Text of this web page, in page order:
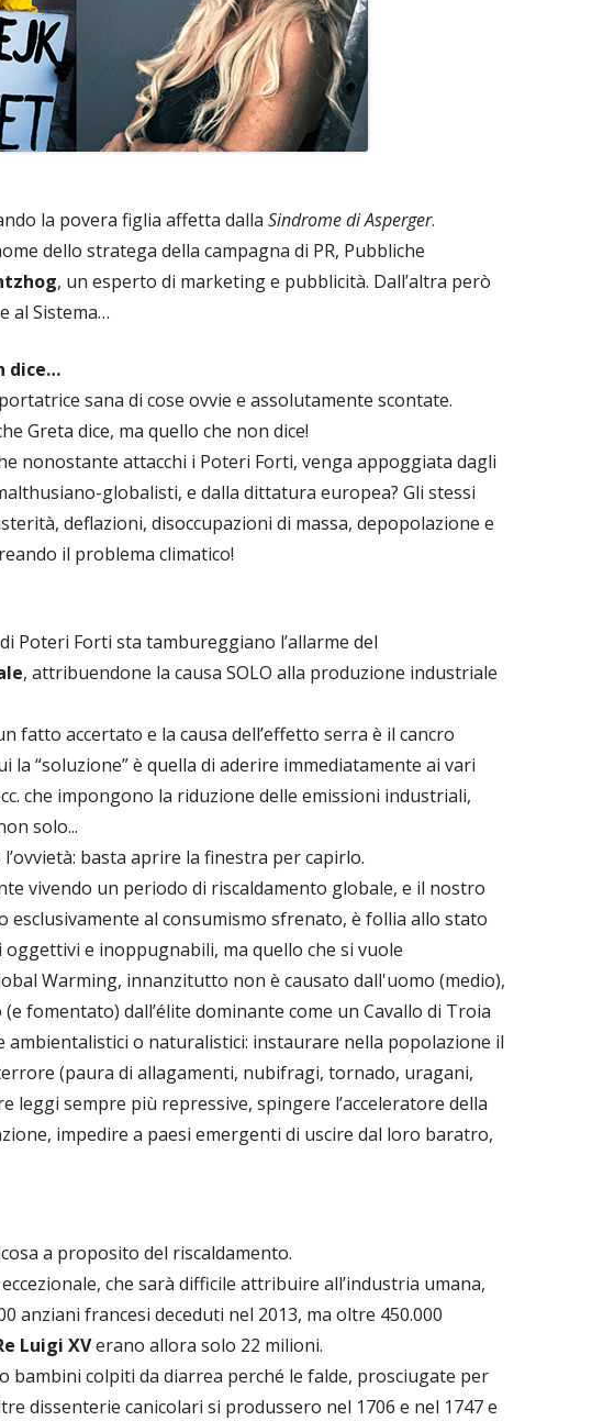
la povera figlia affetta dalla Sindrome di Asperger.
dello stratega della campagna di PR, Pubbliche
, un esperto di marketing e pubblicità. Dall’altra però
al Sistema…
dice…
sana di cose ovvie e assolutamente scontate.
Greta dice, ma quello che non dice!
nonostante attacchi i Poteri Forti, venga appoggiata dagli
globalisti, e dalla dittatura europea? Gli stessi
deflazioni, disoccupazioni di massa, depopolazione e
il problema climatico!
Poteri Forti sta tambureggiano l’allarme del
, attribuendone la causa SOLO alla produzione industriale
fatto accertato e la causa dell’effetto serra è il cancro
la “soluzione” è quella di aderire immediatamente ai vari
che impongono la riduzione delle emissioni industriali,
solo...
basta aprire la finestra per capirlo.
vivendo un periodo di riscaldamento globale, e il nostro
esclusivamente al consumismo sfrenato, è follia allo stato
e inoppugnabili, ma quello che si vuole
Warming, innanzitutto non è causato dall'uomo (medio),
fomentato) dall’élite dominante come un Cavallo di Troia
ambientalistici o naturalistici: instaurare nella popolazione il
(paura di allagamenti, nubifragi, tornado, uragani,
leggi sempre più repressive, spingere l’acceleratore della
impedire a paesi emergenti di uscire dal loro baratro,
a proposito del riscaldamento.
che sarà difficile attribuire all’industria umana,
anziani francesi deceduti nel 2013, ma oltre 450.000
Luigi XVerano allora solo 22 milioni.
bambini colpiti da diarrea perché le falde, prosciugate per
dissenterie canicolari si produssero nel 1706 e nel 1747 e